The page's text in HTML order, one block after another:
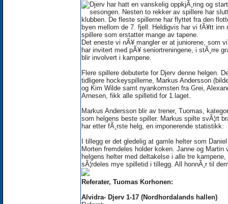
Djerv har hatt en vanskelig oppkjÃ¸ring og
sesongen. Nesten to rekker av spillere har
klubben. De fleste spillerne har flyttet fra den
byen mellom de 7. fjell. Heldigvis har vi fÃ¥tt inn
spillere som erstatter mange av tapene.
Det eneste vi nÃ¥ mangler er at juniorene, som
har invitert med pÃ¥ seniortreningene, i stÃ¸rre
blir involvert i kampene.
Flere spillere debuterte for Djerv denne helgen.
tidligere hockeyspillerne, Markus Andersson
og Kim Wilde samt nyankomsten fra Grei,
Arnesen, fikk alle spilletid for 1.laget.
Markus Andersson blir av trener, Tuomas,
som helgens beste spiller. Markus spilte svÃ¦rt
har etter fÃ¸rste helg, en imponerende statistikk:
I tillegg er det gledelig at gamle helter som
Morten fremdeles holder koken. Janne og Martin
helgens helter med deltakelse i alle tre kampene,
sÃ¦rdeles mye spilletid i tillegg. All honnÃ¸r til
Referater, Tuomas Korhonen:
Alvidra- Djerv 1-17 (Nordhordalands hallen)